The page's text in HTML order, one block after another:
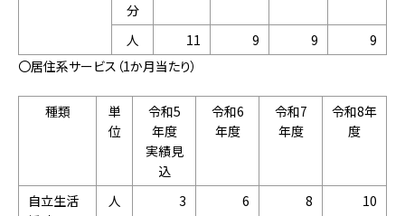
分
人 11 9 9
9
〇居住系サービス（1か月当たり）
種類
単
位
令和5
年度
実績見
込
令和6
年度
令和7
年度
令和8年
度
自立生活
人 3 6 8 10